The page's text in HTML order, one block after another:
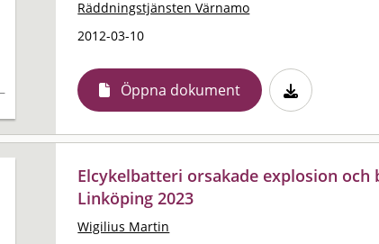
Räddningstjänsten Värnamo
2012-03-10
Öppna dokument
Elcykelbatteri orsakade explosion och
Linköping 2023
Wigilius Martin